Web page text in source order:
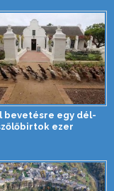
bevetésre egy dél-
ezer